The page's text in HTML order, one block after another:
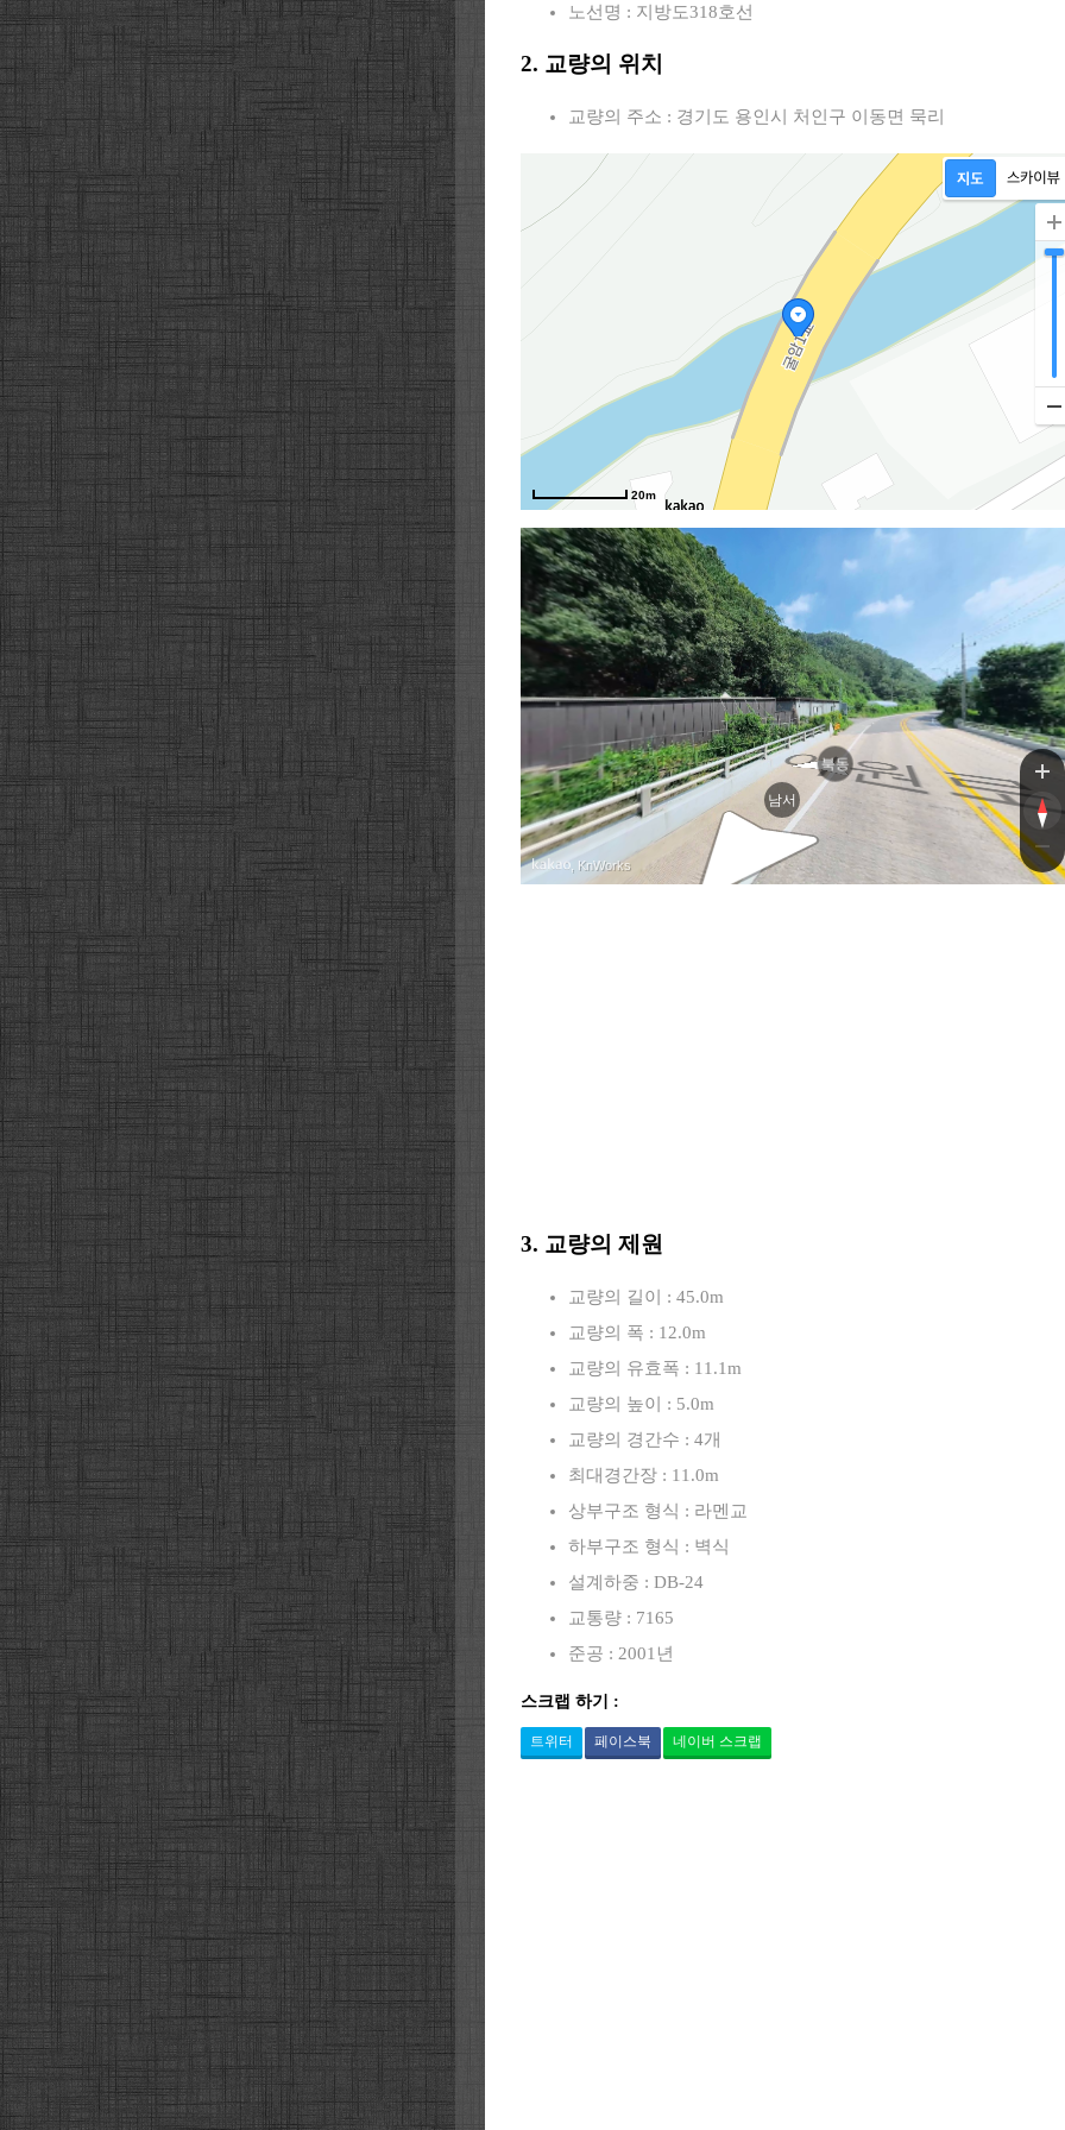
노선명 : 지방도318호선
2. 교량의 위치
교량의 주소 : 경기도 용인시 처인구 이동면 묵리
20m
이원
이원
남서
북동
, KnWorks
3. 교량의 제원
교량의 길이 : 45.0m
교량의 폭 : 12.0m
교량의 유효폭 : 11.1m
교량의 높이 : 5.0m
교량의 경간수 : 4개
최대경간장 : 11.0m
상부구조 형식 : 라멘교
하부구조 형식 : 벽식
설계하중 : DB-24
교통량 : 7165
준공 : 2001년
스크랩 하기 :
트위터 페이스북 네이버 스크랩